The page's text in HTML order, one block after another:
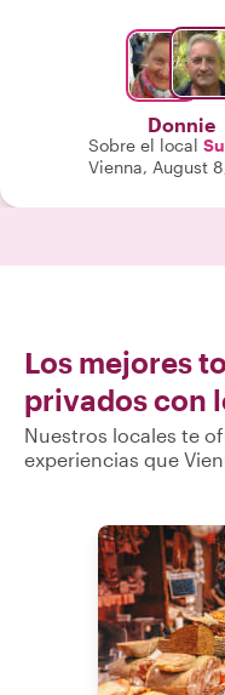
guía e historiadora
sentimos afortunados
la oportunidad de
destacados y las
ella. Tuvimos muchas
para tomar fotos
y disfrutamos de tomar
un local."
Donnie
Sobre el local
Vienna, August
Los mejores
privados con
Nuestros locales te
experiencias que